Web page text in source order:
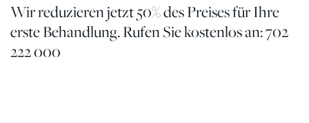
Wir reduzieren jetzt 50% des Preises für Ihre
erste Behandlung. Rufen Sie kostenlos an: 702
222 000